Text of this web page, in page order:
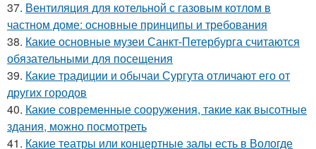
37. Вентиляция для котельной с газовым котлом в
частном доме: основные принципы и требования
38. Какие основные музеи Санкт-Петербурга считаются
обязательными для посещения
39. Какие традиции и обычаи Сургута отличают его от
других городов
40. Какие современные сооружения, такие как высотные
здания, можно посмотреть
41. Какие театры или концертные залы есть в Вологде